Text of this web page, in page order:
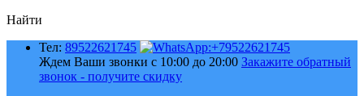
Найти
Тел: 89522621745
Ждем Ваши звонки с 10:00 до 20:00 Закажите обратный
звонок - получите скидку